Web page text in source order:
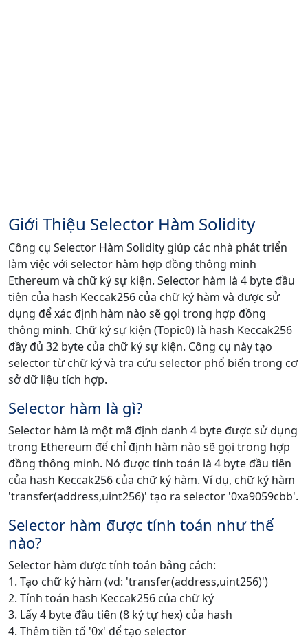
Giới Thiệu Selector Hàm Solidity
Công cụ Selector Hàm Solidity giúp các nhà phát triển
làm việc với selector hàm hợp đồng thông minh
Ethereum và chữ ký sự kiện. Selector hàm là 4 byte đầu
tiên của hash Keccak256 của chữ ký hàm và được sử
dụng để xác định hàm nào sẽ gọi trong hợp đồng
thông minh. Chữ ký sự kiện (Topic0) là hash Keccak256
đầy đủ 32 byte của chữ ký sự kiện. Công cụ này tạo
selector từ chữ ký và tra cứu selector phổ biến trong cơ
sở dữ liệu tích hợp.
Selector hàm là gì?
Selector hàm là một mã định danh 4 byte được sử dụng
trong Ethereum để chỉ định hàm nào sẽ gọi trong hợp
đồng thông minh. Nó được tính toán là 4 byte đầu tiên
của hash Keccak256 của chữ ký hàm. Ví dụ, chữ ký hàm
'transfer(address,uint256)' tạo ra selector '0xa9059cbb'.
Selector hàm được tính toán như thế
nào?
Selector hàm được tính toán bằng cách:
1. Tạo chữ ký hàm (vd: 'transfer(address,uint256)')
2. Tính toán hash Keccak256 của chữ ký
3. Lấy 4 byte đầu tiên (8 ký tự hex) của hash
4. Thêm tiền tố '0x' để tạo selector